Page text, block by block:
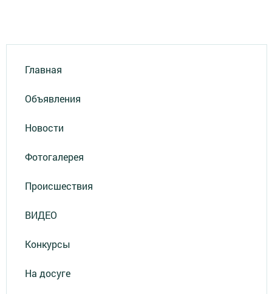
Главная
Объявления
Новости
Фотогалерея
Происшествия
ВИДЕО
Конкурсы
На досуге